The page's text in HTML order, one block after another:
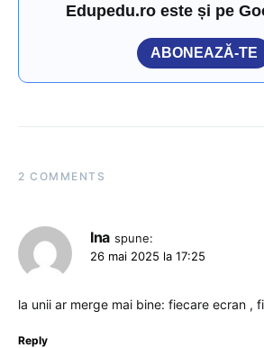
Edupedu.ro este și pe
ABONEAZĂ-TE
2 COMMENTS
Ina spune:
26 mai 2025 la 17:25
la unii ar merge mai bine: fiecare ecran ,
Reply